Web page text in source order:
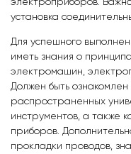
электроприборов.
установка
Для успешного
иметь знания о
электромашин,
Должен быть
распространенных
инструментов, а также
приборов.
прокладки проводов,